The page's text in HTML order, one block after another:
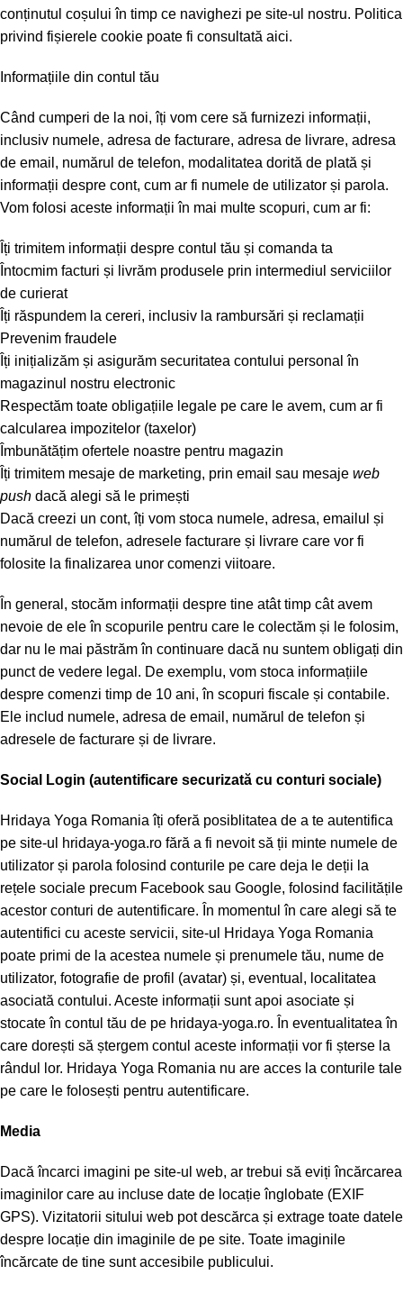
conținutul coșului în timp ce navighezi pe site-ul nostru. Politica
privind fișierele cookie poate fi consultată aici.
Informațiile din contul tău
Când cumperi de la noi, îți vom cere să furnizezi informații,
inclusiv numele, adresa de facturare, adresa de livrare, adresa
de email, numărul de telefon, modalitatea dorită de plată și
informații despre cont, cum ar fi numele de utilizator și parola.
Vom folosi aceste informații în mai multe scopuri, cum ar fi:
Îți trimitem informații despre contul tău și comanda ta
Întocmim facturi și livrăm produsele prin intermediul serviciilor
de curierat
Îți răspundem la cereri, inclusiv la rambursări și reclamații
Prevenim fraudele
Îți inițializăm și asigurăm securitatea contului personal în
magazinul nostru electronic
Respectăm toate obligațiile legale pe care le avem, cum ar fi
calcularea impozitelor (taxelor)
Îmbunătățim ofertele noastre pentru magazin
Îți trimitem mesaje de marketing, prin email sau mesaje web
push dacă alegi să le primești
Dacă creezi un cont, îți vom stoca numele, adresa, emailul și
numărul de telefon, adresele facturare și livrare care vor fi
folosite la finalizarea unor comenzi viitoare.
În general, stocăm informații despre tine atât timp cât avem
nevoie de ele în scopurile pentru care le colectăm și le folosim,
dar nu le mai păstrăm în continuare dacă nu suntem obligați din
punct de vedere legal. De exemplu, vom stoca informațiile
despre comenzi timp de 10 ani, în scopuri fiscale și contabile.
Ele includ numele, adresa de email, numărul de telefon și
adresele de facturare și de livrare.
Social Login (autentificare securizată cu conturi sociale)
Hridaya Yoga Romania îți oferă posiblitatea de a te autentifica
pe site-ul hridaya-yoga.ro fără a fi nevoit să ții minte numele de
utilizator și parola folosind conturile pe care deja le deții la
rețele sociale precum Facebook sau Google, folosind facilitățile
acestor conturi de autentificare. În momentul în care alegi să te
autentifici cu aceste servicii, site-ul Hridaya Yoga Romania
poate primi de la acestea numele și prenumele tău, nume de
utilizator, fotografie de profil (avatar) și, eventual, localitatea
asociată contului. Aceste informații sunt apoi asociate și
stocate în contul tău de pe hridaya-yoga.ro. În eventualitatea în
care dorești să ștergem contul aceste informații vor fi șterse la
rândul lor. Hridaya Yoga Romania nu are acces la conturile tale
pe care le folosești pentru autentificare.
Media
Dacă încarci imagini pe site-ul web, ar trebui să eviți încărcarea
imaginilor care au incluse date de locație înglobate (EXIF
GPS). Vizitatorii sitului web pot descărca și extrage toate datele
despre locație din imaginile de pe site. Toate imaginile
încărcate de tine sunt accesibile publicului.